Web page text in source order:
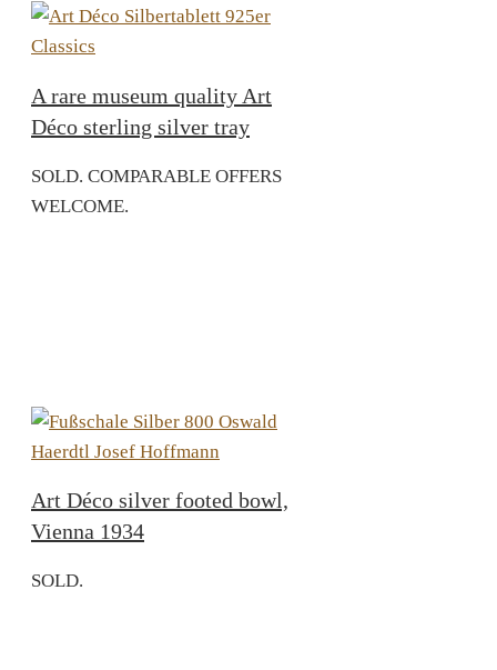
A rare museum quality Art
Déco sterling silver tray
SOLD. COMPARABLE OFFERS
WELCOME.
Art Déco silver footed bowl,
Vienna 1934
SOLD.